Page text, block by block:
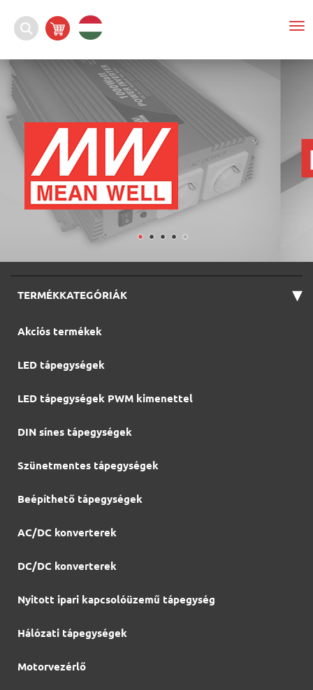
TERMÉKKATEGÓRIÁK ▾
Akciós termékek
LED tápegységek
LED tápegységek PWM kimenettel
DIN sínes tápegységek
Szünetmentes tápegységek
Beépíthető tápegységek
AC/DC konverterek
DC/DC konverterek
Nyitott ipari kapcsolóüzemű tápegység
Hálózati tápegységek
Motorvezérlő